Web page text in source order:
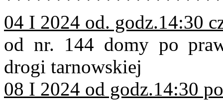
04 I 2024 od. godz.14:30
od nr. 144 domy po
drogi tarnowskiej
08 I 2024 od godz.14:30